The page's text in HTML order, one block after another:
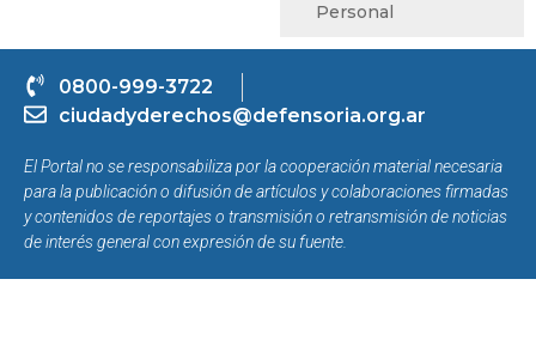
Personal
0800-999-3722
ciudadyderechos@defensoria.org.ar
El Portal no se responsabiliza por la cooperación material necesaria
para la publicación o difusión de artículos y colaboraciones firmadas
y contenidos de reportajes o transmisión o retransmisión de noticias
de interés general con expresión de su fuente.